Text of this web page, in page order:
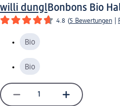
willi dunglBonbons Bio
4.8 (5 Bewertungen
Bio
Bio